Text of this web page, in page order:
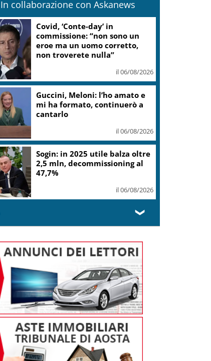
In collaborazione con Askanews
“Una notte di Casanova” di
Migliorini chiude Festival
teatro Volterra
Valle d’Aosta, torna la festa
del lardo di Arnad: c’è anche il
gelato
L.elettorale, tornano
malumori su alternanza,
donne Fi chiedono quote vere
il 06/08/2026
❯